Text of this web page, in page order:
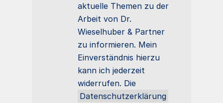
aktuelle Themen zu der
Arbeit von Dr.
Wieselhuber & Partner
zu informieren. Mein
Einverständnis hierzu
kann ich jederzeit
widerrufen. Die
Datenschutzerklärung